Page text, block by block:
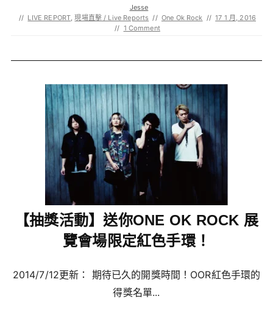
Jesse
// LIVE REPORT,現場直擊 / Live Reports // One Ok Rock // 17 1 月, 2016
// 1 Comment
【抽獎活動】送你ONE OK ROCK 展
覽會場限定紅色手環！
2014/7/12更新： 期待已久的開獎時間！OOR紅色手環的
得獎名單...